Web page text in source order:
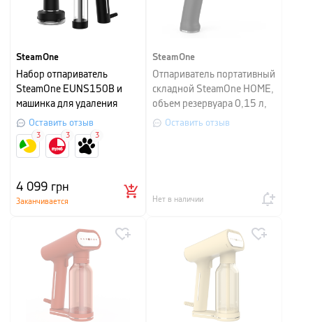
SteamOne
Набор отпариватель
SteamOne EUNS150B и
машинка для удаления
катышков SteamOne RP10
Оставить отзыв
4 099 грн
Заканчивается
3 3 3
SteamOne
Отпариватель портативный
складной SteamOne HOME,
объем резервуара 0,15 л,
черный
Оставить отзыв
Нет в наличии